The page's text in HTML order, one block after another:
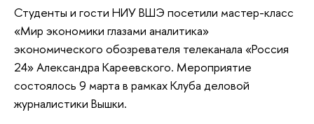
Студенты и гости НИУ ВШЭ посетили мастер-класс
«Мир экономики глазами аналитика»
экономического обозревателя телеканала «Россия
24» Александра Кареевского. Мероприятие
состоялось 9 марта в рамках Клуба деловой
журналистики Вышки.